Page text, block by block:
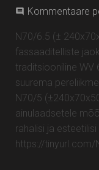
Kommentaare
N70/6.5 (±
fassaaditelliste
traditsiooniline
suurema
N70/5
ainulaadsetele
rahalisi ja
https://tinyurl.com/